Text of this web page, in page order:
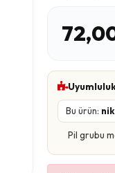
Bu ürün:
Pil grubu